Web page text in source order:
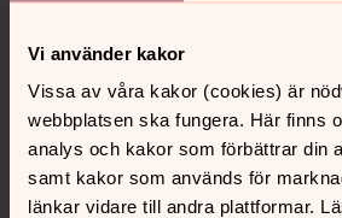
Vi använder kakor
Vissa av våra kakor (cookies) är
webbplatsen ska fungera. Här finns
analys och kakor som förbättrar din
samt kakor som används för
länkar vidare till andra plattformar.
Kontakt
Kalender